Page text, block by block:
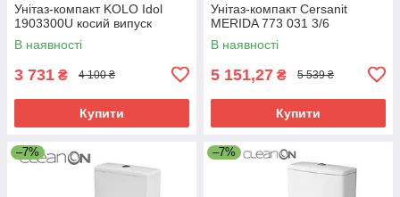
Унітаз-компакт KOLO Idol
1903300U косий випуск
В наявності
3 731 ₴ 4 100 ₴
Купити
Унітаз-компакт Cersanit
MERIDA 773 031 3/6
В наявності
5 151,27 ₴ 5 539 ₴
Купити
–7% –7%